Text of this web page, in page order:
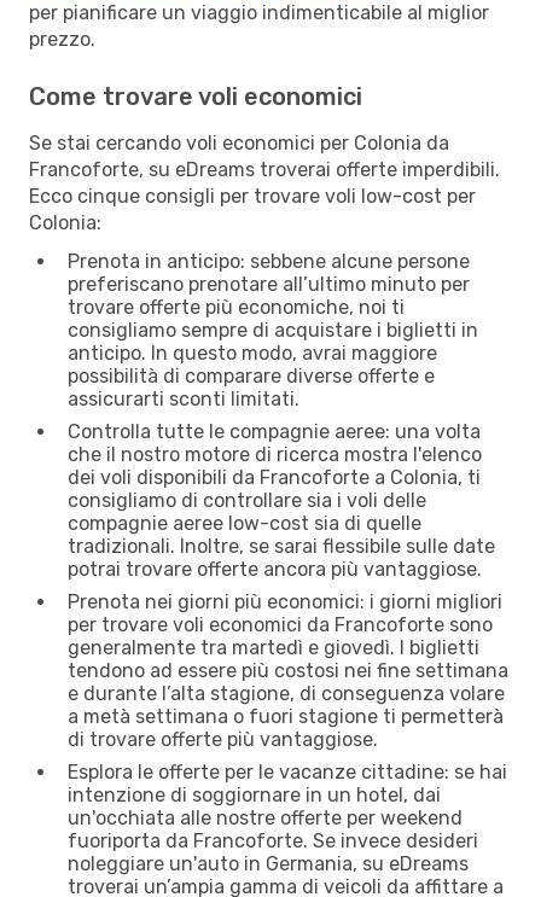
per pianificare un viaggio indimenticabile al miglior
prezzo.
Come trovare voli economici
Se stai cercando voli economici per Colonia da
Francoforte, su eDreams troverai offerte imperdibili.
Ecco cinque consigli per trovare voli low-cost per
Colonia:
Prenota in anticipo: sebbene alcune persone
preferiscano prenotare all’ultimo minuto per
trovare offerte più economiche, noi ti
consigliamo sempre di acquistare i biglietti in
anticipo. In questo modo, avrai maggiore
possibilità di comparare diverse offerte e
assicurarti sconti limitati.
Controlla tutte le compagnie aeree: una volta
che il nostro motore di ricerca mostra l'elenco
dei voli disponibili da Francoforte a Colonia, ti
consigliamo di controllare sia i voli delle
compagnie aeree low-cost sia di quelle
tradizionali. Inoltre, se sarai flessibile sulle date
potrai trovare offerte ancora più vantaggiose.
Prenota nei giorni più economici: i giorni migliori
per trovare voli economici da Francoforte sono
generalmente tra martedì e giovedì. I biglietti
tendono ad essere più costosi nei fine settimana
e durante l’alta stagione, di conseguenza volare
a metà settimana o fuori stagione ti permetterà
di trovare offerte più vantaggiose.
Esplora le offerte per le vacanze cittadine: se hai
intenzione di soggiornare in un hotel, dai
un'occhiata alle nostre offerte per weekend
fuoriporta da Francoforte. Se invece desideri
noleggiare un'auto in Germania, su eDreams
troverai un’ampia gamma di veicoli da affittare a